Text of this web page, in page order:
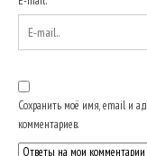
Сохранить моё имя, email и
комментариев.